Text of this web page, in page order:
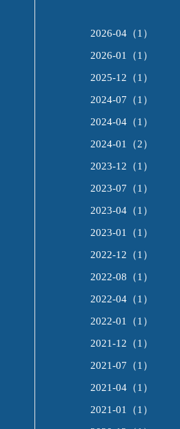
2026-04（1）
2026-01（1）
2025-12（1）
2024-07（1）
2024-04（1）
2024-01（2）
2023-12（1）
2023-07（1）
2023-04（1）
2023-01（1）
2022-12（1）
2022-08（1）
2022-04（1）
2022-01（1）
2021-12（1）
2021-07（1）
2021-04（1）
2021-01（1）